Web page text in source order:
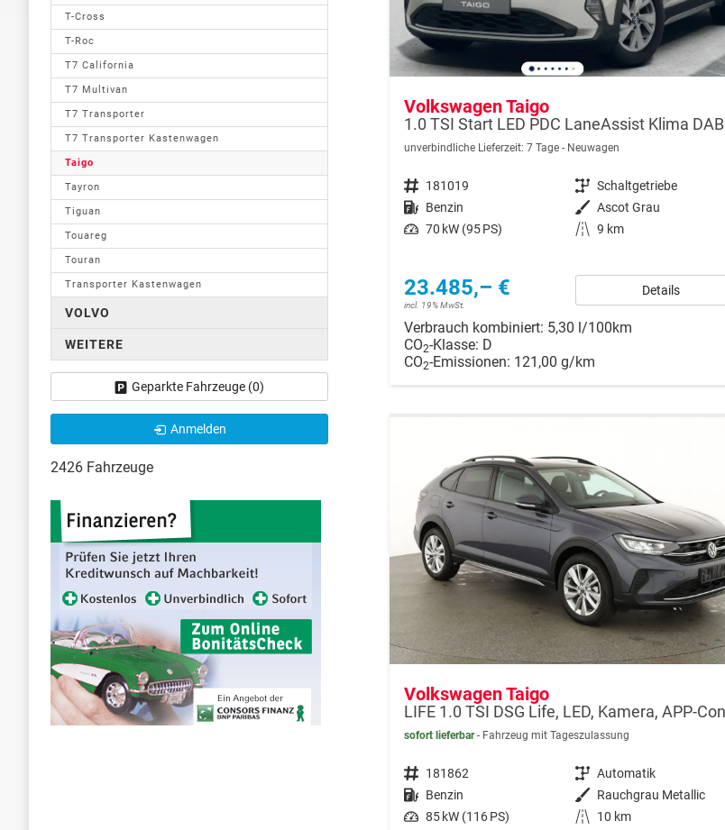
Volkswagen Taigo
1.0 TSI Start LED PDC LaneAssist Klima DAB
unverbindliche Lieferzeit: 7 Tage Neuwagen
Fahrzeugnr. 181019 Getriebe Schaltgetriebe
Kraftstoff Benzin Außenfarbe Ascot Grau
Leistung 70 kW (95 PS) Kilometerstand 9 km
23.485,– €
incl. 19% MwSt.
Details
Verbrauch kombiniert: 5,30 l/100km
CO2-Klasse: D
CO2-Emissionen: 121,00 g/km
Volkswagen Taigo
sofort lieferbar Fahrzeug mit Tageszulassung
Fahrzeugnr. 181862 Getriebe Automatik
Kraftstoff Benzin Außenfarbe Rauchgrau Metallic
Leistung 85 kW (116 PS) Kilometerstand
10 km
T-Cross
T-Roc
T7 California
T7 Multivan
T7 Transporter
T7 Transporter Kastenwagen
Taigo
Tayron
Tiguan
Touareg
Touran
Transporter Kastenwagen
VOLVO
WEITERE
Geparkte Fahrzeuge (0)
Anmelden
2426 Fahrzeuge